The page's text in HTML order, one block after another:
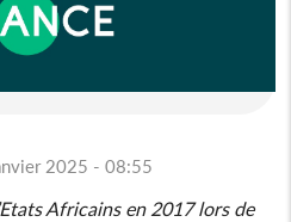
2025 - 08:55
Africains en 2017 lors de